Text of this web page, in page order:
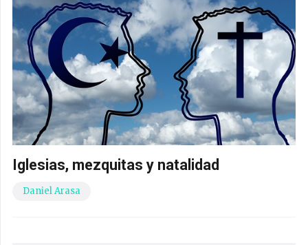
Iglesias, mezquitas y natalidad
Daniel Arasa